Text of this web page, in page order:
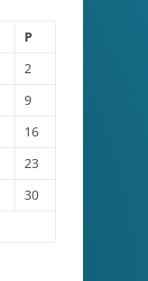
P
2
9
16
23
30